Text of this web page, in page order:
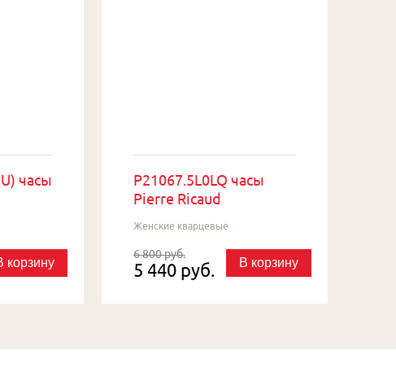
часы
корзину
P21067.5L0LQ часы
Pierre Ricaud
Женские кварцевые
6 800 руб.
5 440 руб. В корзину